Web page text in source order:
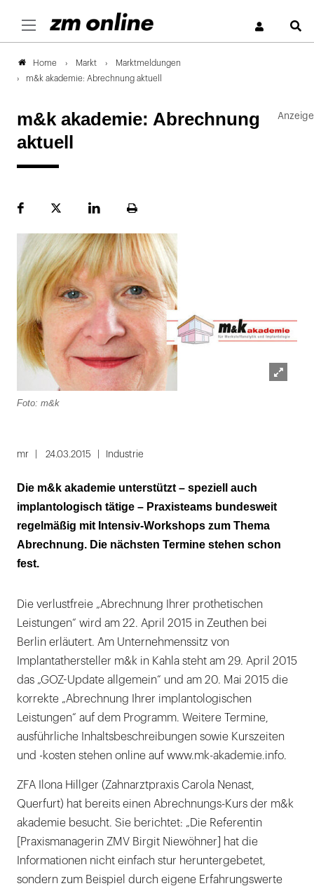
Home Markt
Marktmeldungen
m&k akademie: Abrechnung aktuell
m&k akademie: Abrechnung
aktuell
FacebookPlattformLinekdInSeite
Foto: m&k
mr 24.03.2015 Industrie
Die m&k akademie unterstützt – speziell auch
implantologisch tätige – Praxisteams bundesweit
regelmäßig mit Intensiv-Workshops zum Thema
Abrechnung. Die nächsten Termine stehen schon
fest.
Die verlustfreie „Abrechnung Ihrer prothetischen
Leistungen“ wird am 22. April 2015 in Zeuthen bei
Berlin erläutert. Am Unternehmenssitz von
Implantathersteller m&k in Kahla steht am 29. April 2015
das „GOZ-Update allgemein“ und am 20. Mai 2015 die
korrekte „Abrechnung Ihrer implantologischen
Leistungen“ auf dem Programm. Weitere Termine,
ausführliche Inhaltsbeschreibungen sowie Kurszeiten
und -kosten stehen online auf www.mk-akademie.info.
ZFA Ilona Hillger (Zahnarztpraxis Carola Nenast,
Querfurt) hat bereits einen Abrechnungs-Kurs der m&k
akademie besucht. Sie berichtet: „Die Referentin
[Praxismanagerin ZMV Birgit Niewöhner] hat die
Informationen nicht einfach stur heruntergebetet,
sondern zum Beispiel durch eigene Erfahrungswerte